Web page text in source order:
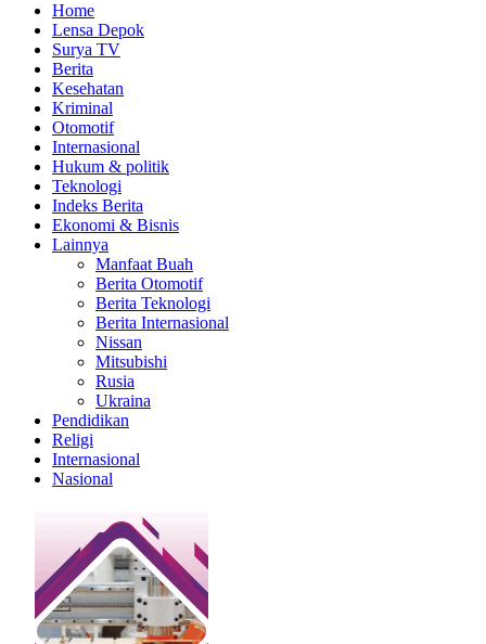
Home
Lensa Depok
Surya TV
Berita
Kesehatan
Kriminal
Otomotif
Internasional
Hukum & politik
Teknologi
Indeks Berita
Ekonomi & Bisnis
Lainnya
Manfaat Buah
Berita Otomotif
Berita Teknologi
Berita Internasional
Nissan
Mitsubishi
Rusia
Ukraina
Pendidikan
Religi
Internasional
Nasional